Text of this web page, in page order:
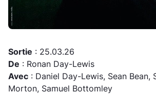
Sortie : 25.03.26
De : Ronan Day-Lewis
Avec : Daniel Day-Lewis, Sean Bean,
Morton, Samuel Bottomley